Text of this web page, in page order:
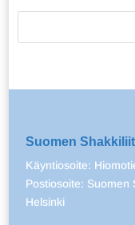
Suomen
Käyntiosoite:
Postiosoite: Suomen
Helsinki